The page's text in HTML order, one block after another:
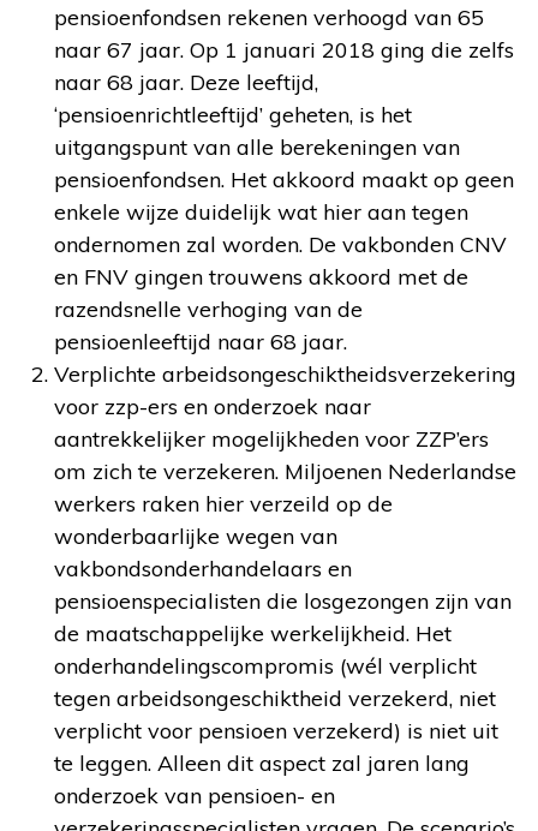
pensioenfondsen rekenen verhoogd van 65
naar 67 jaar. Op 1 januari 2018 ging die zelfs
naar 68 jaar. Deze leeftijd,
‘pensioenrichtleeftijd’ geheten, is het
uitgangspunt van alle berekeningen van
pensioenfondsen. Het akkoord maakt op geen
enkele wijze duidelijk wat hier aan tegen
ondernomen zal worden. De vakbonden CNV
en FNV gingen trouwens akkoord met de
razendsnelle verhoging van de
pensioenleeftijd naar 68 jaar.
Verplichte arbeidsongeschiktheidsverzekering
voor zzp-ers en onderzoek naar
aantrekkelijker mogelijkheden voor ZZP’ers
om zich te verzekeren. Miljoenen Nederlandse
werkers raken hier verzeild op de
wonderbaarlijke wegen van
vakbondsonderhandelaars en
pensioenspecialisten die losgezongen zijn van
de maatschappelijke werkelijkheid. Het
onderhandelingscompromis (wél verplicht
tegen arbeidsongeschiktheid verzekerd, niet
verplicht voor pensioen verzekerd) is niet uit
te leggen. Alleen dit aspect zal jaren lang
onderzoek van pensioen- en